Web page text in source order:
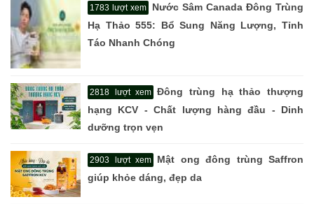
1783 lượt xem
Nước Sâm Canada Đông Trùng
Hạ Thảo 555: Bổ Sung Năng Lượng, Tỉnh
Táo Nhanh Chóng
2818 lượt xem Đông trùng hạ thảo thượng
hạng KCV - Chất lượng hàng đầu - Dinh
dưỡng trọn vẹn
2903 lượt xem
Mật ong đông trùng Saffron
giúp khỏe dáng, đẹp da